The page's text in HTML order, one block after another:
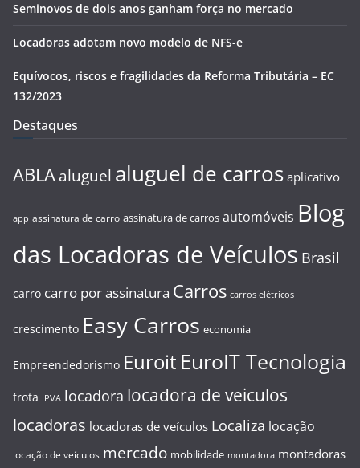
Seminovos de dois anos ganham força no mercado
Locadoras adotam novo modelo de NFS-e
Equívocos, riscos e fragilidades da Reforma Tributária – EC
132/2023
Destaques
ABLA aluguel aluguel de carros aplicativo
app assinatura de carro assinatura de carros automóveis Blog
das Locadoras de Veículos Brasil
carro carro por assinatura Carros carros elétricos
crescimento Easy Carros economia
Empreendedorismo Euroit EuroIT Tecnologia
frota IPVA locadora locadora de veiculos
locadoras locadoras de veículos Localiza locação
locação de veículos mercado mobilidade montadora montadoras